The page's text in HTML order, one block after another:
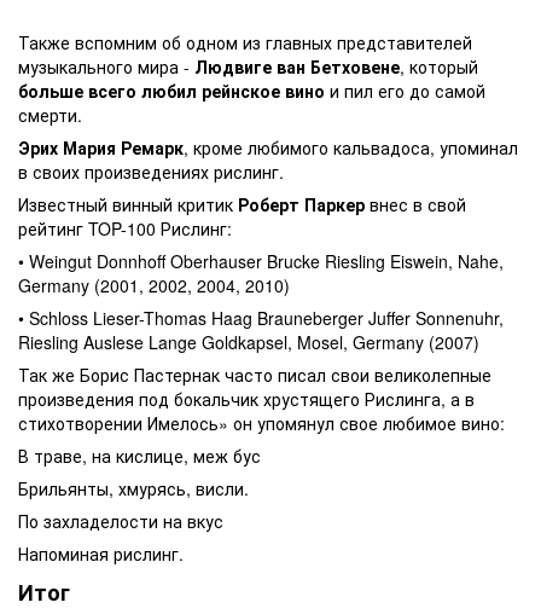
Также вспомним об одном из главных представителей
музыкального мира - Людвиге ван Бетховене, который
больше всего любил рейнское вино и пил его до самой
смерти.
Эрих Мария Ремарк, кроме любимого кальвадоса, упоминал
в своих произведениях рислинг.
Известный винный критик Роберт Паркер внес в свой
рейтинг TOP-100 Рислинг:
• Weingut Donnhoff Oberhauser Brucke Riesling Eiswein, Nahe,
Germany (2001, 2002, 2004, 2010)
• Schloss Lieser-Thomas Haag Brauneberger Juffer Sonnenuhr,
Riesling Auslese Lange Goldkapsel, Mosel, Germany (2007)
Так же Борис Пастернак часто писал свои великолепные
произведения под бокальчик хрустящего Рислинга, а в
стихотворении Имелось» он упомянул свое любимое вино:
В траве, на кислице, меж бус
Брильянты, хмурясь, висли.
По захладелости на вкус
Напоминая рислинг.
Итог